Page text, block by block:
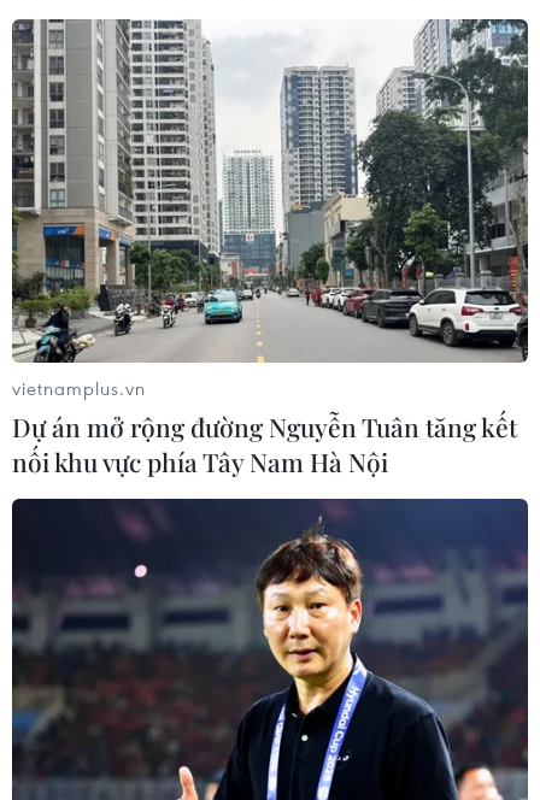
TIN CÙNG CHUYÊN MỤC
Nhanh chóng hoàn thiện dự
án kết nối vùng, sân bay Long Thành
06/08/2026 15:07
vietnamplus.vn
Dự án mở rộng đường Nguyễn Tuân tăng kết
nối khu vực phía Tây Nam Hà Nội